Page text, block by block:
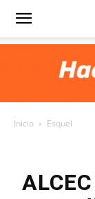
Diario
Inicio Esquel